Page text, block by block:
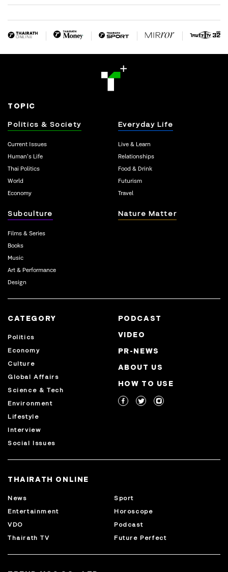
TOPIC
Politics & Society
Current Issues
Human’s Life
Thai Politics
World
Economy
Everyday Life
Live & Learn
Relationships
Food & Drink
Futurism
Travel
Subculture
Films & Series
Books
Music
Art & Performance
Design
Nature Matter
CATEGORY
Politics
Economy
Culture
Global Affairs
Science & Tech
Environment
Lifestyle
Interview
Social Issues
PODCAST
VIDEO
PR-NEWS
ABOUT US
HOW TO USE
THAIRATH ONLINE
News
Sport
Entertainment
Horoscope
VDO
Podcast
Thairath TV
Future Perfect